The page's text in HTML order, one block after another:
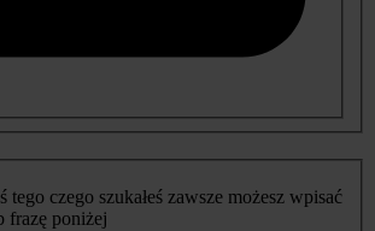
tego czego szukałeś zawsze możesz wpisać
frazę poniżej